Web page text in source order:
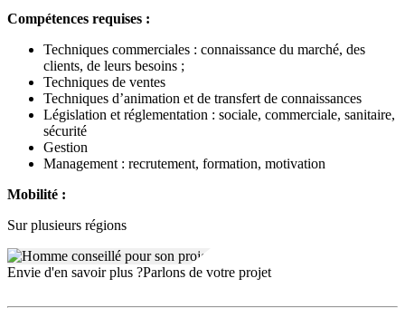
Compétences requises :
Techniques commerciales : connaissance du marché, des
clients, de leurs besoins ;
Techniques de ventes
Techniques d’animation et de transfert de connaissances
Législation et réglementation : sociale, commerciale, sanitaire,
sécurité
Gestion
Management : recrutement, formation, motivation
Mobilité :
Sur plusieurs régions
Envie d'en savoir plus ?Parlons de votre projet